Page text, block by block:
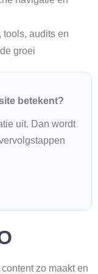
tools, audits en
groei
betekent?
uit. Dan wordt
zo maakt en